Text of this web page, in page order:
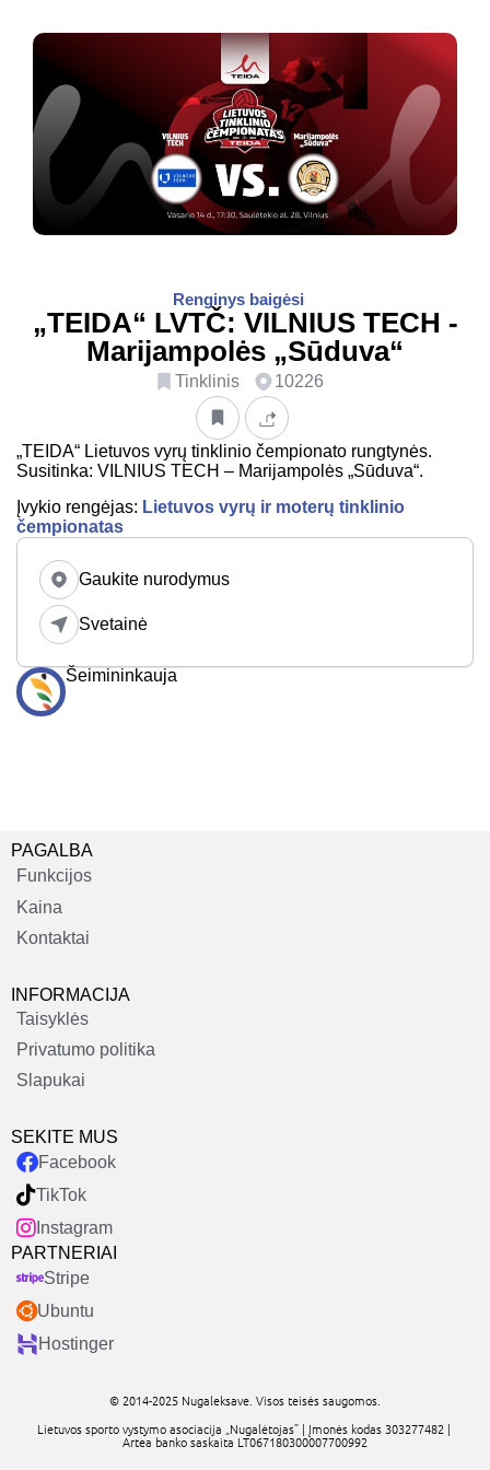
Renginys baigėsi
„TEIDA“ LVTČ: VILNIUS TECH -
Marijampolės „Sūduva“
Tinklinis 10226
„TEIDA“ Lietuvos vyrų tinklinio čempionato rungtynės.
Susitinka: VILNIUS TECH – Marijampolės „Sūduva“.
Įvykio rengėjas: Lietuvos vyrų ir moterų tinklinio
čempionatas
Gaukite nurodymus
Svetainė
Šeimininkauja
PAGALBA
Funkcijos
Kaina
Kontaktai
INFORMACIJA
Taisyklės
Privatumo politika
Slapukai
SEKITE MUS
Facebook
TikTok
Instagram
PARTNERIAI
Stripe
Ubuntu
Hostinger
© 2014-2025 Nugaleksave. Visos teisės saugomos.
Lietuvos sporto vystymo asociacija „Nugalėtojas” | Įmonės kodas 303277482 |
Artea banko saskaita LT067180300007700992